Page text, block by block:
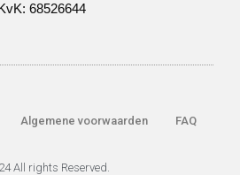
68526644
Algemene voorwaarden FAQ
All rights Reserved.